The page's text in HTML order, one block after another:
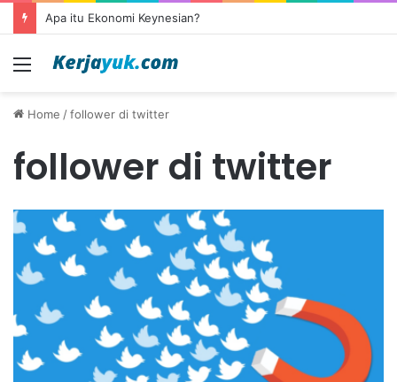
Apa itu Ekonomi Keynesian?
Menu
Home /follower di twitter
follower di twitter